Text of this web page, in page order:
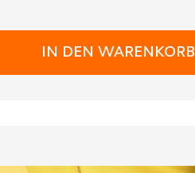
IN DEN WARENKORB